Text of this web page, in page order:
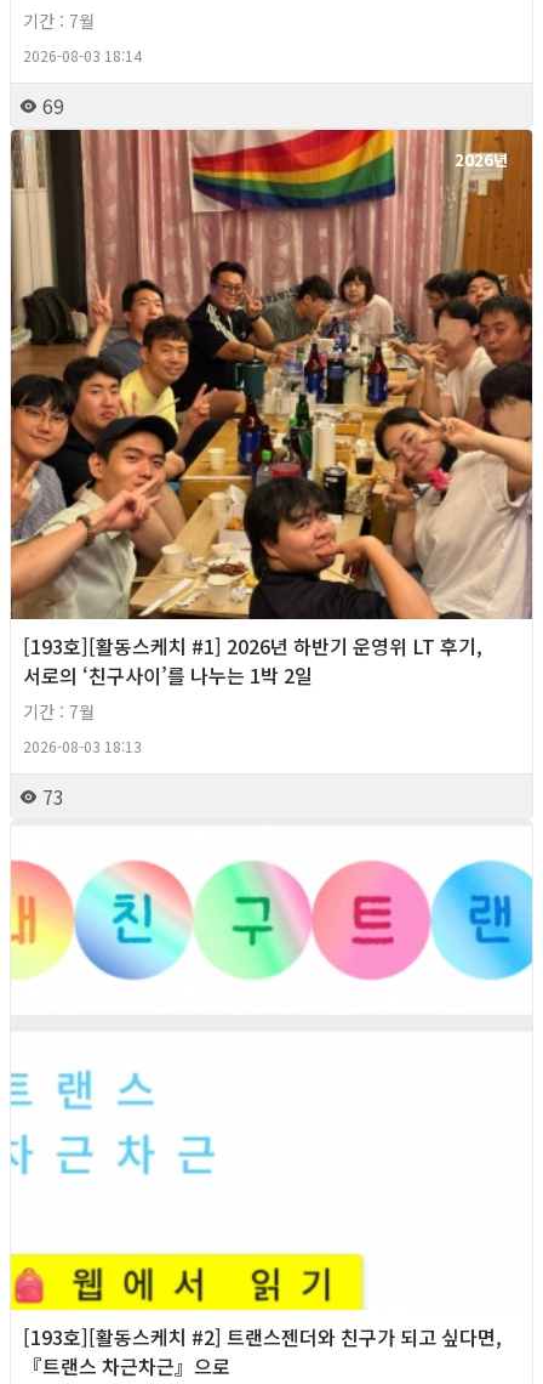
기간 : 7월
2026-08-03 18:14
69
2026년
[193호][활동스케치 #1] 2026년 하반기 운영위 LT 후기,
서로의 ‘친구사이’를 나누는 1박 2일
기간 : 7월
2026-08-03 18:13
73
[193호][활동스케치 #2] 트랜스젠더와 친구가 되고 싶다면,
『트랜스 차근차근』으로